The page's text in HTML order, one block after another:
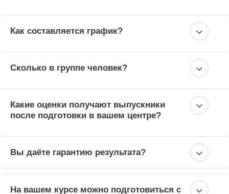
Как составляется график?
Сколько в группе человек?
Какие оценки получают выпускники
после подготовки в вашем центре?
Вы даёте гарантию результата?
На вашем курсе можно подготовиться с